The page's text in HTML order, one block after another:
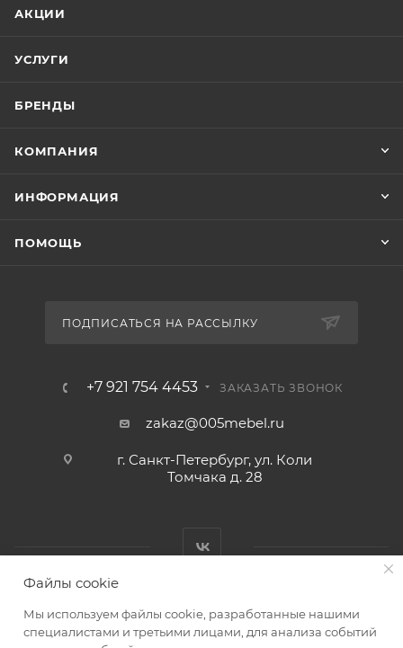
АКЦИИ
УСЛУГИ
БРЕНДЫ
КОМПАНИЯ
ИНФОРМАЦИЯ
ПОМОЩЬ
ПОДПИСАТЬСЯ НА РАССЫЛКУ
+7 921 754 4453 ЗАКАЗАТЬ ЗВОНОК
zakaz@005mebel.ru
г. Санкт-Петербург, ул. Коли
Томчака д. 28
Файлы cookie
Мы используем файлы cookie, разработанные нашими
специалистами и третьими лицами, для анализа событий